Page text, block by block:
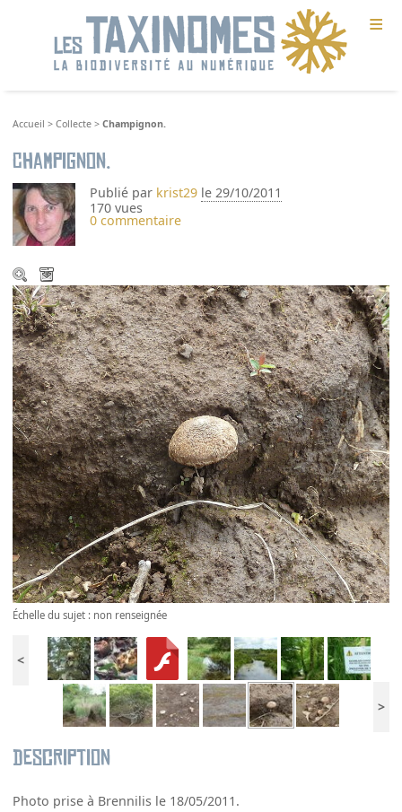
≡
Accueil >Collecte >Champignon.
Champignon.
Publié par krist29 le 29/10/2011
170 vues
0 commentaire
Échelle du sujet : non renseignée
<
>
Description
Photo prise à Brennilis le 18/05/2011.